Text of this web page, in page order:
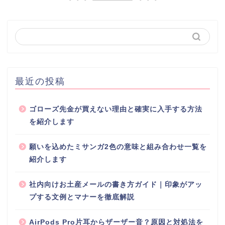
最近の投稿
ゴローズ先金が買えない理由と確実に入手する方法
を紹介します
願いを込めたミサンガ2色の意味と組み合わせ一覧を
紹介します
社内向けお土産メールの書き方ガイド｜印象がアッ
プする文例とマナーを徹底解説
AirPods Pro片耳からザーザー音？原因と対処法を